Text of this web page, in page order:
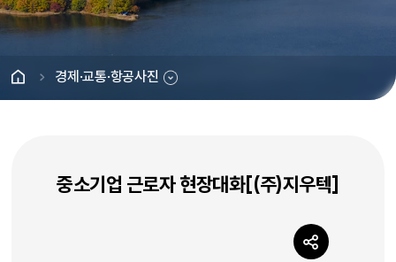
경제·교통·항공사진
중소기업 근로자 현장대화[(주)지우텍]